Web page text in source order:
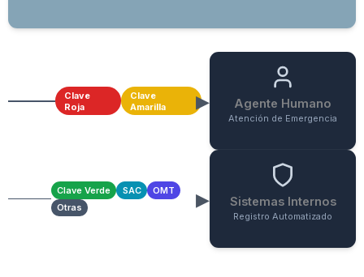
Clave
Roja
Clave
Amarilla
Agente Humano
Atención de Emergencia
Clave Verde SAC
OMT
Otras
Sistemas Internos
Registro Automatizado